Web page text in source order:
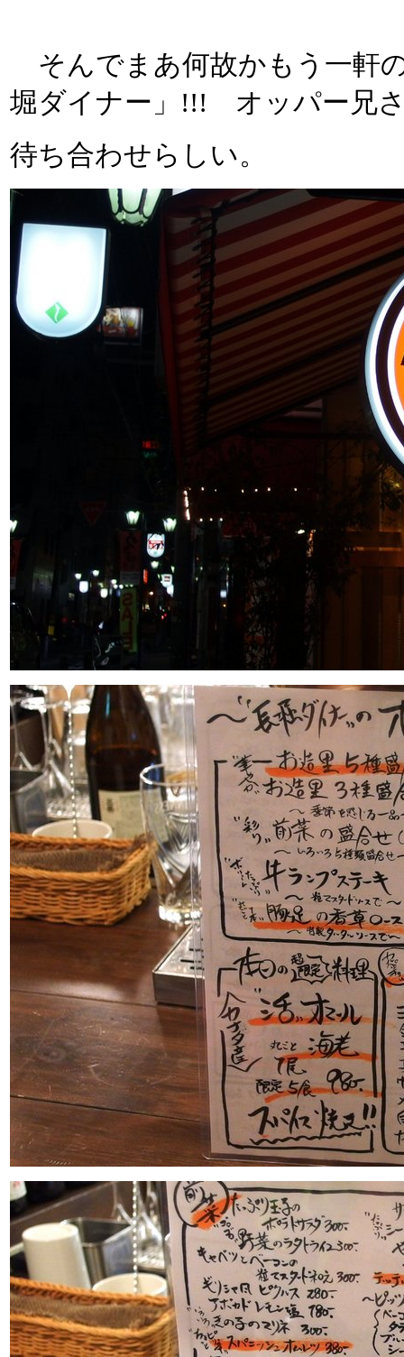
そんでまあ何故かもう一軒
堀ダイナー」!!! オッパー兄
待ち合わせらしい。